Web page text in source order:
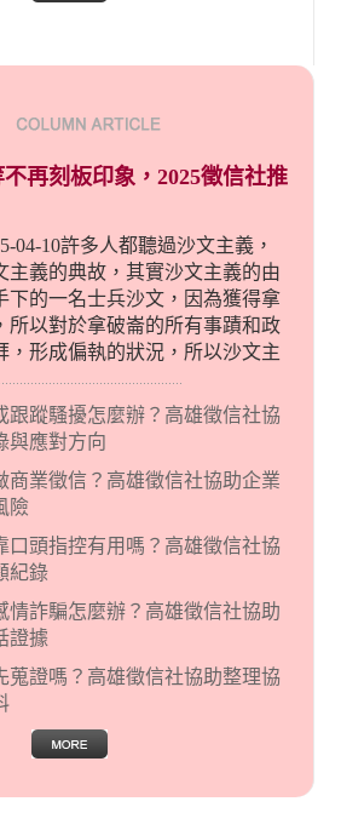
再刻板印象，2025徵信社推
04-10許多人都聽過沙文主義，
主義的典故，其實沙文主義的由
下的一名士兵沙文，因為獲得拿
所以對於拿破崙的所有事蹟和政
，形成偏執的狀況，所以沙文主
暗指偏見和歧視，而且有沙文主
常對於自己的國家和民族有超強
而瞧不起其他國家的人，所以沙
跟蹤騷擾怎麼辦？高雄徵信社協
與應對方向
商業徵信？高雄徵信社協助企業
險
口頭指控有用嗎？高雄徵信社協
紀錄
情詐騙怎麼辦？高雄徵信社協助
證據
蒐證嗎？高雄徵信社協助整理協